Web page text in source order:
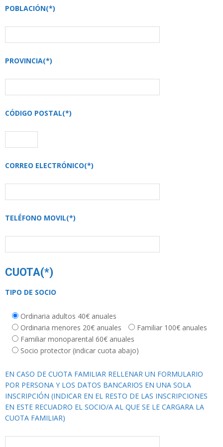
POBLACIÓN(*)
PROVINCIA(*)
CÓDIGO POSTAL(*)
CORREO ELECTRÓNICO(*)
TELÉFONO MOVIL(*)
CUOTA(*)
TIPO DE SOCIO
Ordinaria adultos 40€ anuales
Ordinaria menores 20€ anuales
Familiar 100€ anuales
Familiar monoparental 60€ anuales
Socio protector (indicar cuota abajo)
EN CASO DE CUOTA FAMILIAR RELLENAR UN FORMULARIO
POR PERSONA Y LOS DATOS BANCARIOS EN UNA SOLA
INSCRIPCIÓN (INDICAR EN EL RESTO DE LAS INSCRIPCIONES
EN ESTE RECUADRO EL SOCIO/A AL QUE SE LE CARGARA LA
CUOTA FAMILIAR)